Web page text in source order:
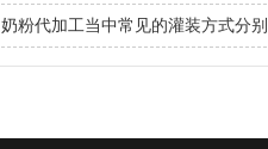
奶粉代加工当中常见的灌装方式分